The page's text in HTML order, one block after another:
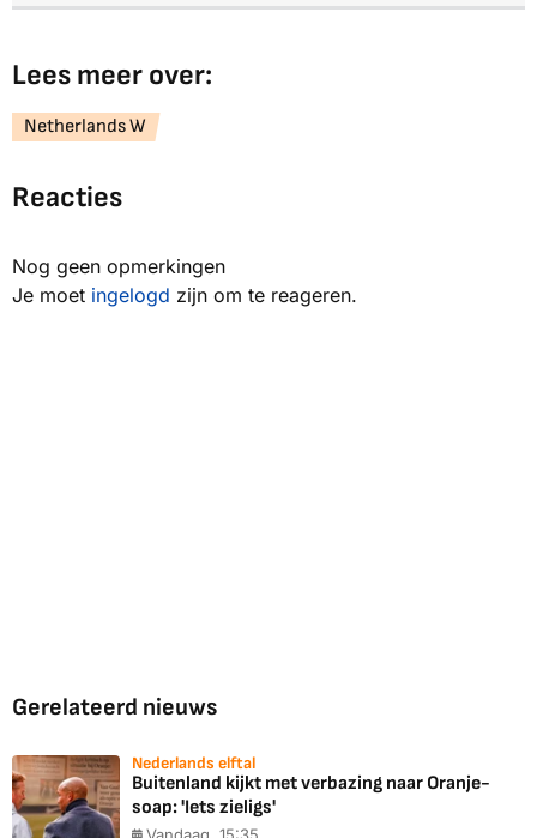
Lees meer over:
Netherlands W
Reacties
Nog geen opmerkingen
Je moet ingelogd zijn om te reageren.
Gerelateerd nieuws
Nederlands elftal
Buitenland kijkt met verbazing naar Oranje-
soap: 'Iets zieligs'